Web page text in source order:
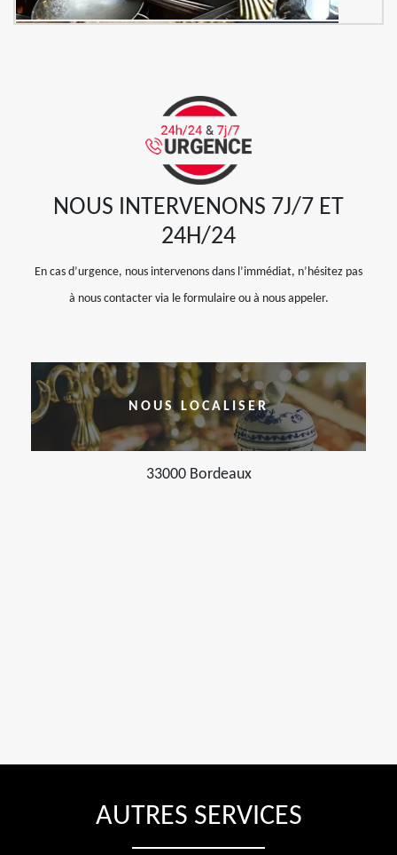
NOUS INTERVENONS 7J/7 ET
24H/24
En cas d’urgence, nous intervenons dans l’immédiat, n’hésitez pas
à nous contacter via le formulaire ou à nous appeler.
NOUS LOCALISER
33000 Bordeaux
AUTRES SERVICES